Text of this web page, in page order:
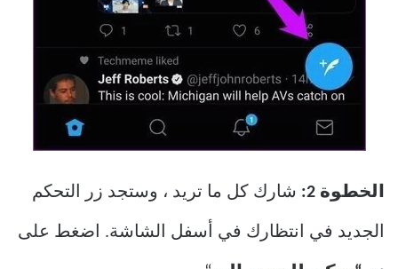
الخطوة 2: شارك كل ما تريد ، وستجد زر التحكم
الجديد في انتظارك في أسفل الشاشة. اضغط على